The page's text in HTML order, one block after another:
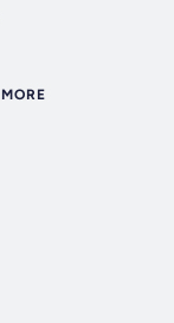
MORE